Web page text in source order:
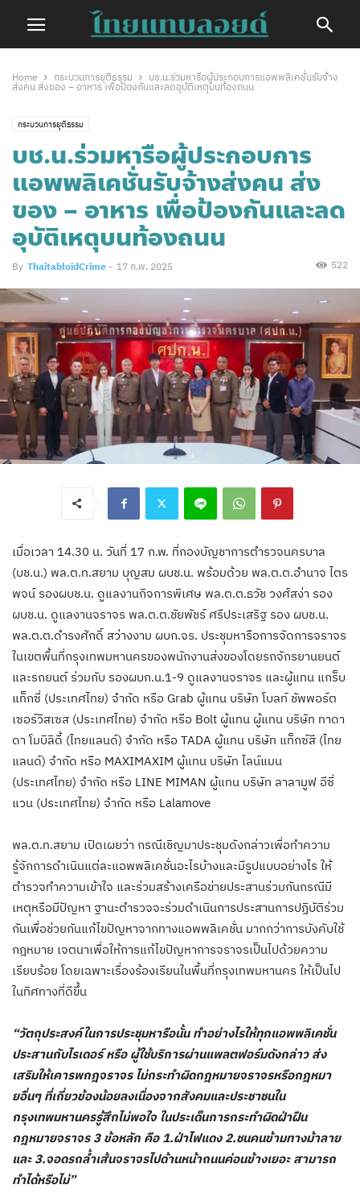
Home กระบวนการยุติธรรม
บช.น.ร่วมหารือผู้ประกอบการแอพพลิเคชั่นรับจ้าง
ส่งคน ส่งของ – อาหาร เพื่อป้องกันและลดอุบัติเหตุบนท้องถนน
กระบวนการยุติธรรม
บช.น.ร่วมหารือผู้ประกอบการ
แอพพลิเคชั่นรับจ้างส่งคน ส่ง
ของ – อาหาร เพื่อป้องกันและลด
อุบัติเหตุบนท้องถนน
By ThaitabloidCrime - 17 ก.พ. 2025 522
เมื่อเวลา 14.30 น. วันที่ 17 ก.พ. ที่กองบัญชาการตำรวจนครบาล
(บช.น.) พล.ต.ท.สยาม บุญสม ผบช.น. พร้อมด้วย พล.ต.ต.อํานาจ ไตร
พจน์ รองผบช.น. ดูแลงานกิจการพิเศษ พล.ต.ต.ธวัช วงศ์สง่า รอง
ผบช.น. ดูแลงานจราจร พล.ต.ต.ชัยพัชร์ ศรีประเสริฐ รอง ผบช.น.
พล.ต.ต.ดํารงศักดิ์ สว่างงาม ผบก.จร. ประชุมหารือการจัดการจราจร
ในเขตพื้นที่กรุงเทพมหานครของพนักงานส่งของโดยรถจักรยานยนต์
และรถยนต์ ร่วมกับ รองผบก.น.1-9 ดูแลงานจราจร และผู้แทน แกร็บ
แท็กซี่ (ประเทศไทย) จำกัด หรือ Grab ผู้แทน บริษัท โบลท์ ชัพพอร์ต
เซอร์วิสเซส (ประเทศไทย) จำกัด หรือ Bolt ผู้แทน ผู้แทน บริษัท ทาดา
ดา โมบิลิดี้ (ไทยแลนด์) จำกัด หรือ TADA ผู้แทน บริษัท แท็กซ์สี (ไทย
แลนด์) จำกัด หรือ MAXIMAXIM ผู้แทน บริษัท ไลน์แมน
(ประเทศไทย) จำกัด หรือ LINE MIMAN ผู้แทน บริษัท ลาลามูฟ อีซี่
แวน (ประเทศไทย) จำกัด หรือ Lalamove
พล.ต.ท.สยาม เปิดเผยว่า กรณีเชิญมาประชุมดังกล่าวเพื่อทำความ
รู้จักการดำเนินแต่ละแอพพลิเคชั่นอะไรบ้างและมีรูปแบบอย่างไร ให้
ตำรวจทำความเข้าใจ และร่วมสร้างเครือข่ายประสานร่วมกันกรณีมี
เหตุหรือมีปัญหา ฐานะตำรวจจะร่วมดำเนินการประสานการปฏิบัติร่วม
กันเพื่อช่วยกันแก้ไขปัญหาจากทางแอพพลิเคชั่น มากกว่าการบังคับใช้
กฎหมาย เจตนาเพื่อให้การแก้ไขปัญหาการจราจรเป็นไปด้วยความ
เรียบร้อย โดยเฉพาะเรื่องร้องเรียนในพื้นที่กรุงเทพมหานคร ให้เป็นไป
ในทิศทางที่ดีขึ้น
“วัตถุประสงค์ในการประชุมหารือนั้น ทำอย่างไรให้ทุกแอพพลิเคชั่น
ประสานกับไรเดอร์ หรือ ผู้ใช้บริการผ่านแพลตฟอร์มดังกล่าว ส่ง
เสริมให้เคารพกฎจราจร ไม่กระทำผิดกฎหมายจราจรหรือกฎหมา
ยอื่นๆ ที่เกี่ยวข้องน้อยลงเนื่องจากสังคมและประชาชนใน
กรุงเทพมหานครรู้สึกไม่พอใจ ในประเด็นการกระทำผิดฝ่าฝืน
กฎหมายจราจร 3 ข้อหลัก คือ 1.ฝ่าไฟแดง 2.ชนคนข้ามทางม้าลาย
และ 3.จอดรถล้ำเส้นจราจรไปด้านหน้าถนนค่อนข้างเยอะ สามารถ
ทำได้หรือไม่”